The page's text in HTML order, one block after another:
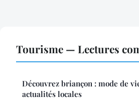
Tourisme — Lectures
Découvrez briançon : mode de
actualités locales